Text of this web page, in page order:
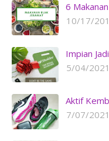
6
10/17/
Impian
5/04/
Aktif
7/07/